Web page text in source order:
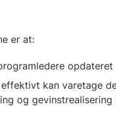
er at:
opdateret
effektivt kan varetage
og